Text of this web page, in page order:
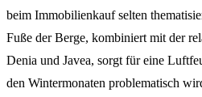
beim Immobilienkauf selten
Fuße der Berge, kombiniert mit der
Denia und Javea, sorgt für eine
den Wintermonaten problematisch